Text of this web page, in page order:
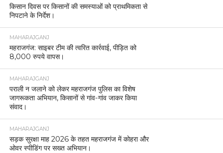
किसान दिवस पर किसानों की समस्याओं को प्राथमिकता से
निपटाने के निर्देश।
MAHARAJGANJ
महराजगंज: साइबर टीम की त्वरित कार्रवाई, पीड़ित को
8,000 रुपये वापस।
MAHARAJGANJ
पराली न जलाने को लेकर महराजगंज पुलिस का विशेष
जागरूकता अभियान, किसानों से गांव-गांव जाकर किया
संवाद।
MAHARAJGANJ
सड़क सुरक्षा माह 2026 के तहत महराजगंज में कोहरा और
ओवर स्पीडिंग पर सख्त अभियान।